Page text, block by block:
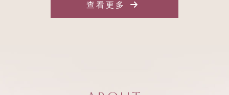
查看更多